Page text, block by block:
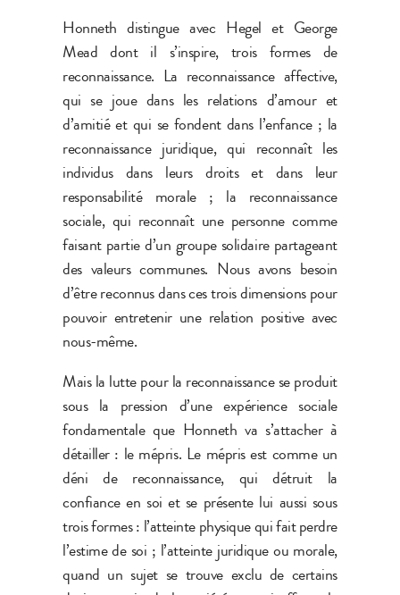
Honneth distingue avec Hegel et George
Mead dont il s’inspire, trois formes de
reconnaissance. La reconnaissance affective,
qui se joue dans les relations d’amour et
d’amitié et qui se fondent dans l’enfance ; la
reconnaissance juridique, qui reconnaît les
individus dans leurs droits et dans leur
responsabilité morale ; la reconnaissance
sociale, qui reconnaît une personne comme
faisant partie d’un groupe solidaire partageant
des valeurs communes. Nous avons besoin
d’être reconnus dans ces trois dimensions pour
pouvoir entretenir une relation positive avec
nous-même.
Mais la lutte pour la reconnaissance se produit
sous la pression d’une expérience sociale
fondamentale que Honneth va s’attacher à
détailler : le mépris. Le mépris est comme un
déni de reconnaissance, qui détruit la
confiance en soi et se présente lui aussi sous
trois formes : l’atteinte physique qui fait perdre
l’estime de soi ; l’atteinte juridique ou morale,
quand un sujet se trouve exclu de certains